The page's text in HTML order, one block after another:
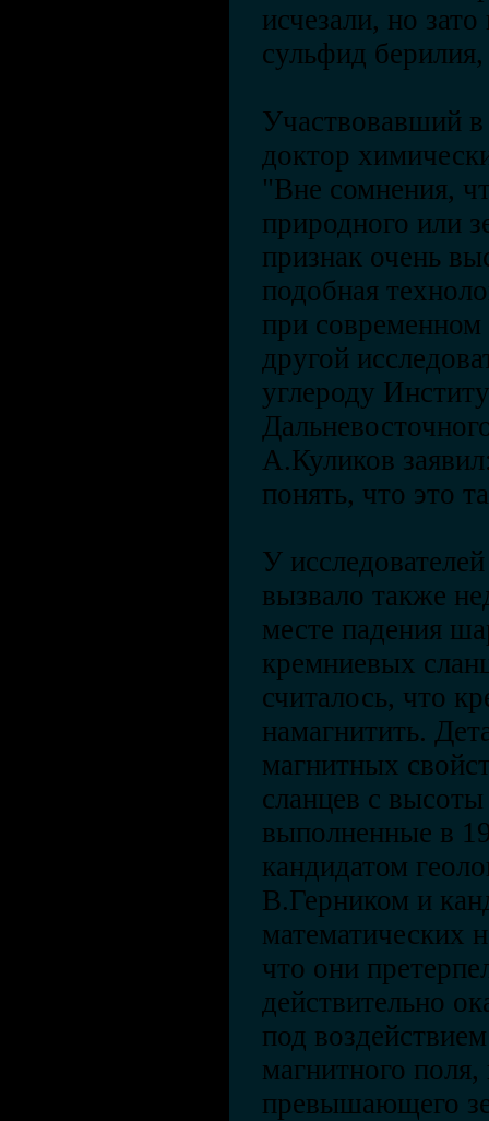
исчезали, но
сульфид
Участвовавший в
доктор
"Вне сомнения,
природного или
признак очень
подобная
при
другой
углероду
А.Куликов
понять, что это
У
вызвало также
месте падения
кремниевых
считалось, что
намагнитить.
магнитных
сланцев с
выполненные в
кандидатом
В.Герником и
математических
что они
действительно
под
магнитного
превышающего